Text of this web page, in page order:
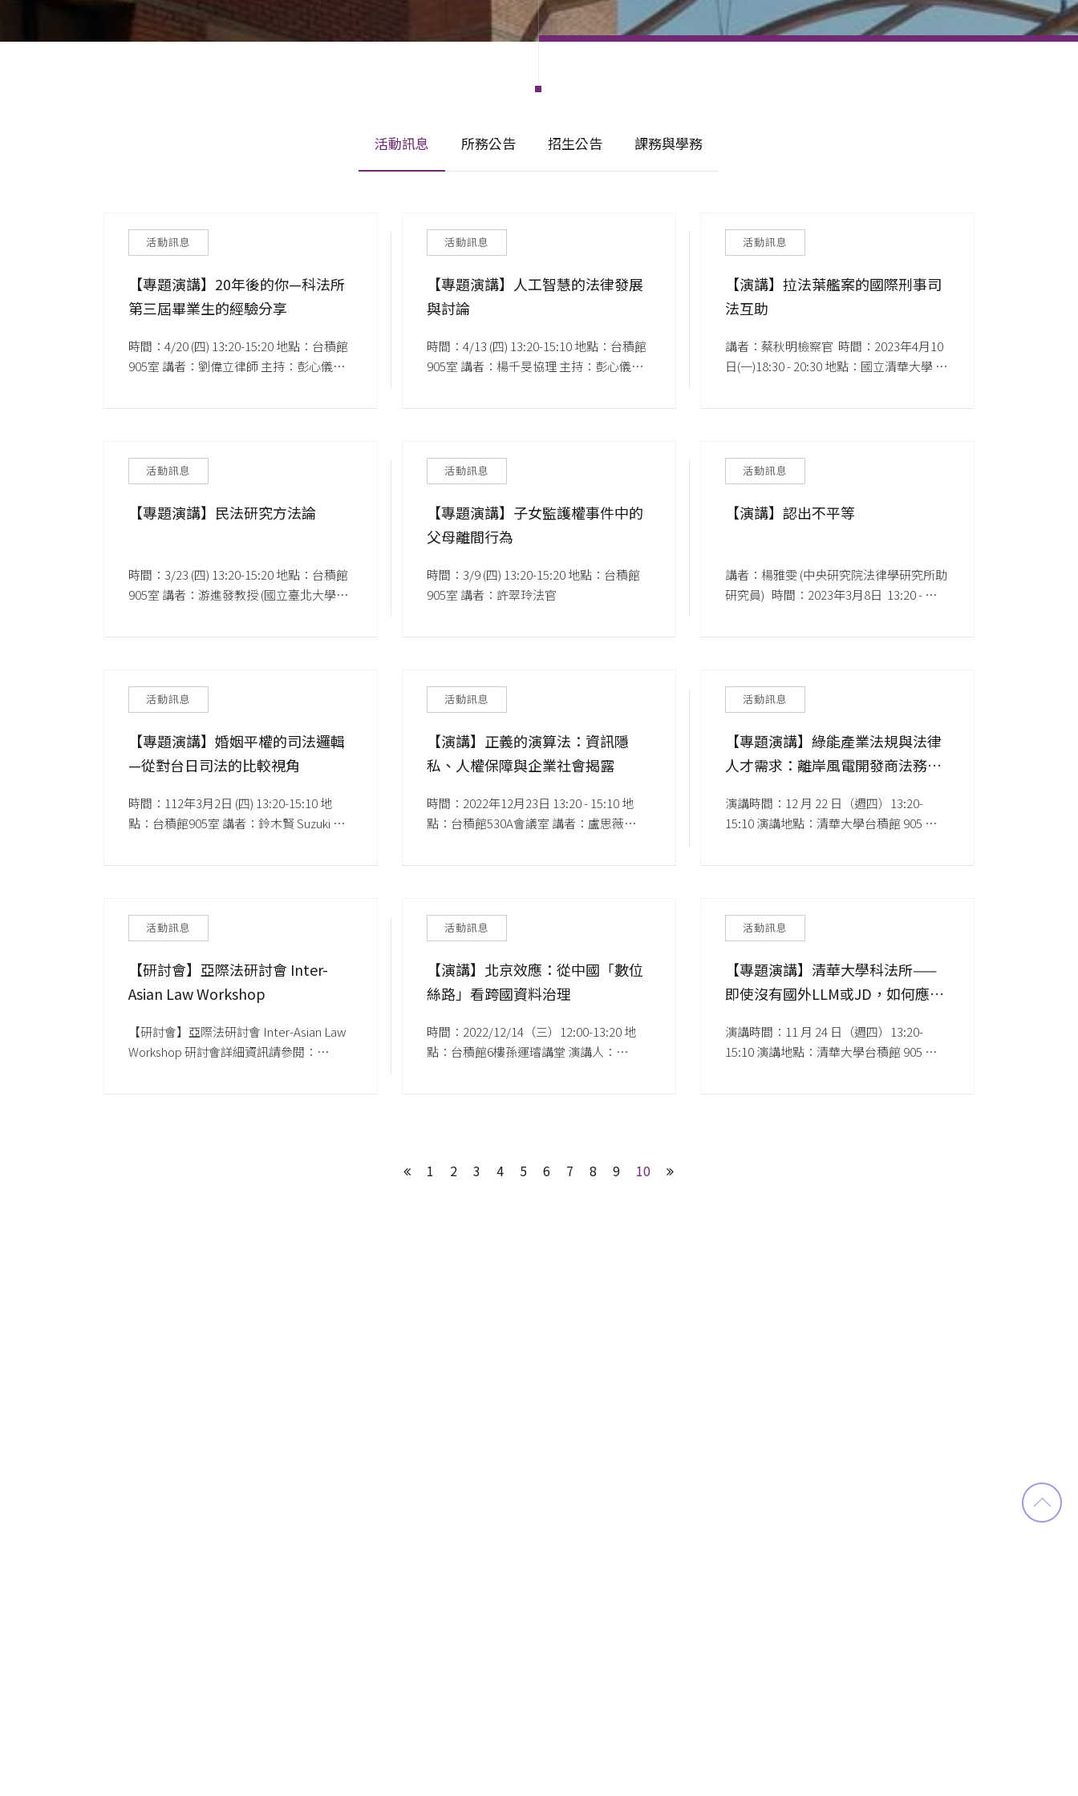
活動訊息 所務公告 招生公告 課務與學務
活動訊息
【專題演講】20年後的你—科法所
第三屆畢業生的經驗分享
時間：4/20 (四) 13:20-15:20 地點：台積館
905室 講者：劉偉立律師 主持：彭心儀特
活動訊息
【專題演講】人工智慧的法律發展
與討論
時間：4/13 (四) 13:20-15:10 地點：台積館
905室 講者：楊千旻協理 主持：彭心儀特
活動訊息
【演講】拉法葉艦案的國際刑事司
法互助
講者：蔡秋明檢察官  時間：2023年4月10
日(一)18:30 - 20:30 地點：國立清華大學 台
活動訊息
【專題演講】民法研究方法論
時間：3/23 (四) 13:20-15:20 地點：台積館
905室 講者：游進發教授 (國立臺北大學法
活動訊息
【專題演講】子女監護權事件中的
父母離間行為
時間：3/9 (四) 13:20-15:20 地點：台積館
905室 講者：許翠玲法官
活動訊息
【演講】認出不平等
講者：楊雅雯 (中央研究院法律學研究所助
研究員)   時間：2023年3月8日  13:20 -
活動訊息
【專題演講】婚姻平權的司法邏輯
—從對台日司法的比較視角
時間：112年3月2日 (四) 13:20-15:10 地
點：台積館905室 講者：鈴木賢 Suzuki
活動訊息
【演講】正義的演算法：資訊隱
私、人權保障與企業社會揭露
時間：2022年12月23日 13:20 - 15:10 地
點：台積館530A會議室 講者：盧思薇
Berkeley, School of Law）
活動訊息
【專題演講】綠能產業法規與法律
人才需求：離岸風電開發商法務的
演講時間：12 月 22 日（週四）13:20-
15:10 演講地點：清華大學台積館 905 演講
哥本哈根基礎建設基金台灣區法務長）
活動訊息
【研討會】亞際法研討會 Inter-
Asian Law Workshop
【研討會】亞際法研討會 Inter-Asian Law
Workshop 研討會詳細資訊請參閱：
活動訊息
【演講】北京效應：從中國「數位
絲路」看跨國資料治理
時間：2022/12/14（三）12:00-13:20 地
點：台積館6樓孫運璿講堂 演講人：
學院
活動訊息
【專題演講】清華大學科法所——
即使沒有國外LLM或JD，如何應徵
作？
演講時間：11 月 24 日（週四）13:20-
15:10 演講地點：清華大學台積館 905 演講
藥廠(MSD)  公共事務暨媒體公關總監
1 2 3 4 5 6 7 8 9 10